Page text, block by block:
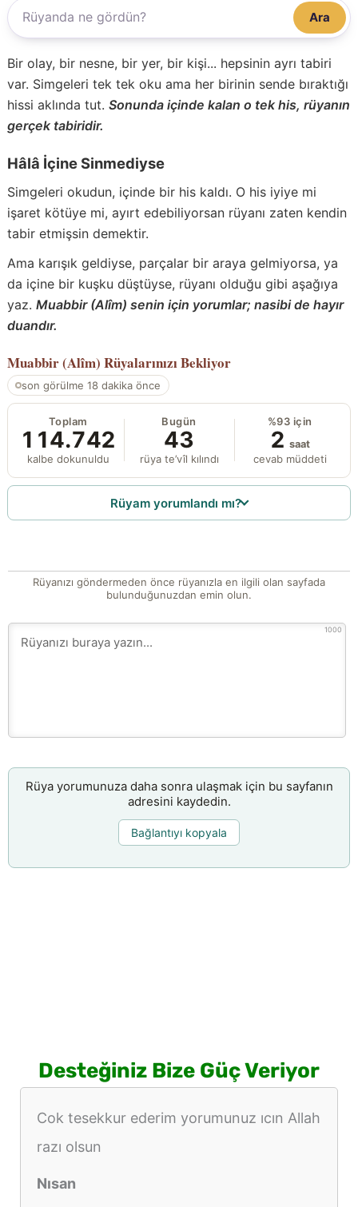
Ara
Bir olay, bir nesne, bir yer, bir kişi... hepsinin ayrı tabiri
var. Simgeleri tek tek oku ama her birinin sende bıraktığı
hissi aklında tut. Sonunda içinde kalan o tek his, rüyanın
gerçek tabiridir.
Hâlâ İçine Sinmediyse
Simgeleri okudun, içinde bir his kaldı. O his iyiye mi
işaret kötüye mi, ayırt edebiliyorsan rüyanı zaten kendin
tabir etmişsin demektir.
Ama karışık geldiyse, parçalar bir araya gelmiyorsa, ya
da içine bir kuşku düştüyse, rüyanı olduğu gibi aşağıya
yaz. Muabbir (Alîm) senin için yorumlar; nasibi de hayır
duandır.
Muabbir (Alîm) Rüyalarınızı Bekliyor
son görülme 18 dakika önce
Toplam
114.742
kalbe dokunuldu
Bugün
43
rüya te’vîl kılındı
%93 için
2 saat
cevab müddeti
Rüyam yorumlandı mı?
Rüyanızı göndermeden önce rüyanızla en ilgili olan sayfada
bulunduğunuzdan emin olun.
1000
Rüya yorumunuza daha sonra ulaşmak için bu sayfanın
adresini kaydedin.
Bağlantıyı kopyala
Desteğiniz Bize Güç Veriyor
Cok tesekkur ederim yorumunuz ıcın Allah
razı olsun
Nısan